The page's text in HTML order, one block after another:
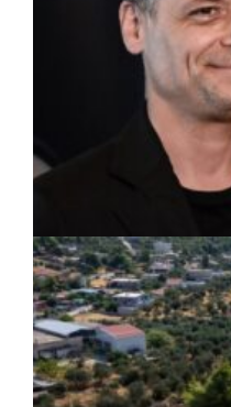
ΡΕΠΟΡΤΑΖ | 07/08/2026 ·
Ο Δούκας για έργα,
μάχη των
μου να κατέβει ο